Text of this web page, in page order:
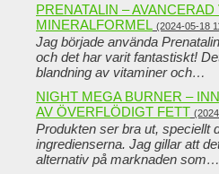
PRENATALIN –
MINERALFORMEL (2024-05-18
Jag började använda
och det har varit fantastiskt!
blandning av vitaminer och…
NIGHT MEGA BURNER –
AV ÖVERFLÖDIGT FETT
Produkten ser bra ut, speciellt
ingredienserna. Jag gillar att
alternativ på marknaden som…